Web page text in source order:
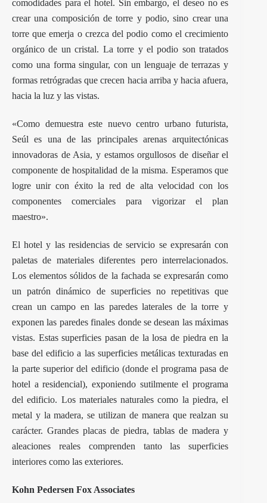
comodidades para el hotel. Sin embargo, el deseo no es
crear una composición de torre y podio, sino crear una
torre que emerja o crezca del podio como el crecimiento
orgánico de un cristal. La torre y el podio son tratados
como una forma singular, con un lenguaje de terrazas y
formas retrógradas que crecen hacia arriba y hacia afuera,
hacia la luz y las vistas.
«Como demuestra este nuevo centro urbano futurista,
Seúl es una de las principales arenas arquitectónicas
innovadoras de Asia, y estamos orgullosos de diseñar el
componente de hospitalidad de la misma. Esperamos que
logre unir con éxito la red de alta velocidad con los
componentes comerciales para vigorizar el plan
maestro».
El hotel y las residencias de servicio se expresarán con
paletas de materiales diferentes pero interrelacionados.
Los elementos sólidos de la fachada se expresarán como
un patrón dinámico de superficies no repetitivas que
crean un campo en las paredes laterales de la torre y
exponen las paredes finales donde se desean las máximas
vistas. Estas superficies pasan de la losa de piedra en la
base del edificio a las superficies metálicas texturadas en
la parte superior del edificio (donde el programa pasa de
hotel a residencial), exponiendo sutilmente el programa
del edificio. Los materiales naturales como la piedra, el
metal y la madera, se utilizan de manera que realzan su
carácter. Grandes placas de piedra, tablas de madera y
aleaciones reales comprenden tanto las superficies
interiores como las exteriores.
Kohn Pedersen Fox Associates